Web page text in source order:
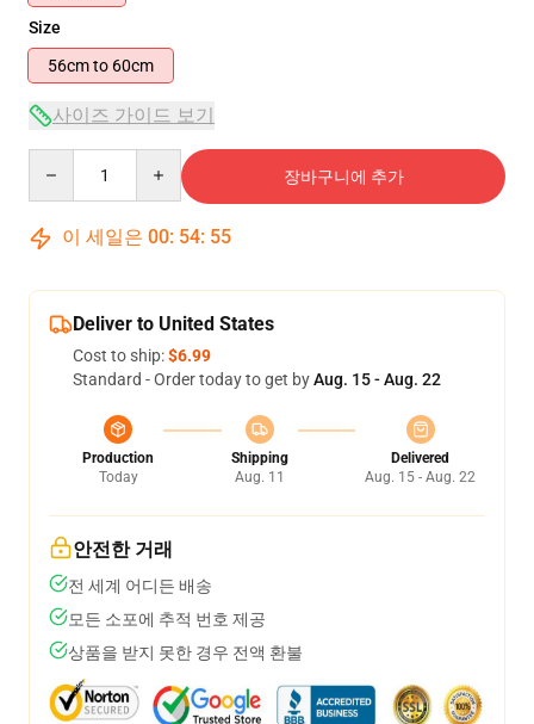
Size
56cm to 60cm
사이즈 가이드 보기
장바구니에 추가
이 세일은 00: 54: 54
Deliver to United States
Cost to ship:$6.99
Standard - Order today to get byAug. 15 - Aug. 22
Production
Today
Shipping
Aug. 11
Delivered
Aug. 15 - Aug. 22
안전한 거래
전 세계 어디든 배송
모든 소포에 추적 번호 제공
상품을 받지 못한 경우 전액 환불